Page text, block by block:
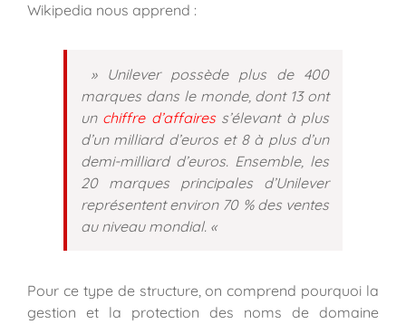
Wikipedia nous apprend :
» Unilever possède plus de 400
marques dans le monde, dont 13 ont
un chiffre d’affairess’élevant à plus
d’un milliard d’euros et 8 à plus d’un
demi-milliard d’euros. Ensemble, les
20 marques principales d’Unilever
représentent environ 70 % des ventes
au niveau mondial. «
Pour ce type de structure, on comprend pourquoi la
gestion et la protection des noms de domaine